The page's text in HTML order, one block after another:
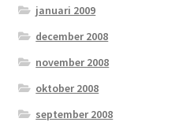
januari 2009
december 2008
november 2008
oktober 2008
september 2008